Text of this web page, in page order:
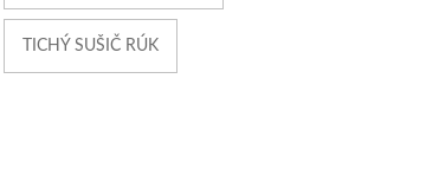
TICHÝ SUŠIČ RÚK